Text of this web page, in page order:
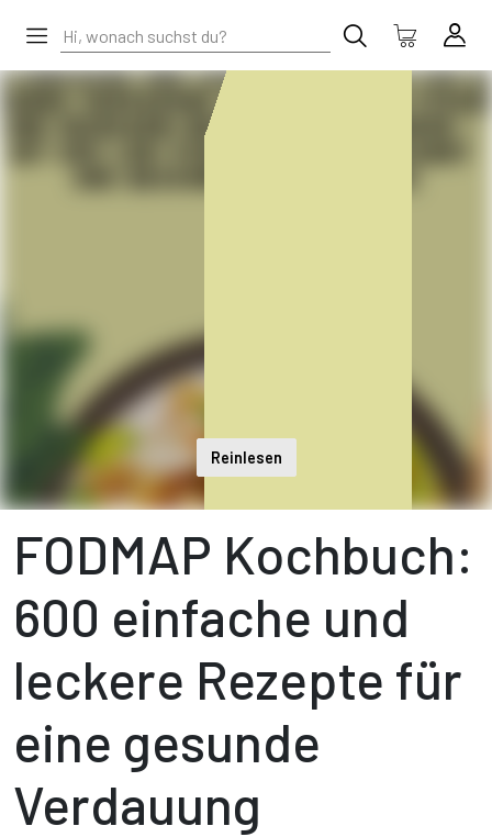
Reinlesen
FODMAP Kochbuch:
600 einfache und
leckere Rezepte für
eine gesunde
Verdauung